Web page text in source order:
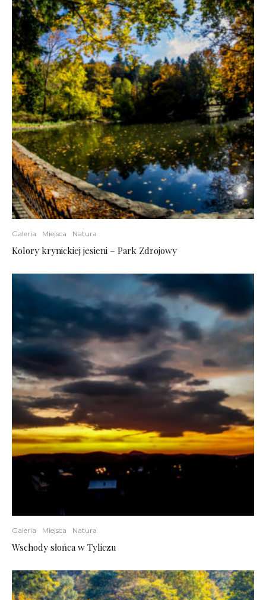
Galeria Miejsca Natura
Kolory krynickiej jesieni – Park Zdrojowy
Galeria Miejsca Natura
Wschody słońca w Tyliczu